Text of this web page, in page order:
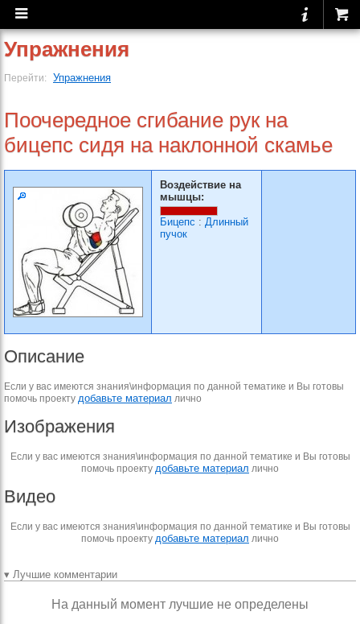
Упражнения
Перейти: Упражнения
Поочередное сгибание рук на
бицепс сидя на наклонной скамье
Воздействие на
мышцы:
Бицепс : Длинный
пучок
Описание
Если у вас имеются знания\информация по данной тематике и Вы готовы
помочь проекту добавьте материал лично
Изображения
Если у вас имеются знания\информация по данной тематике и Вы готовы
помочь проекту добавьте материал лично
Видео
Если у вас имеются знания\информация по данной тематике и Вы готовы
помочь проекту добавьте материал лично
▾ Лучшие комментарии
На данный момент лучшие не определены